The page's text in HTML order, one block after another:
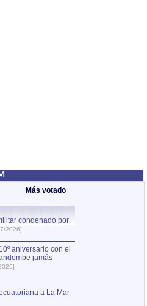
Más votado
condenado por
2026]
aniversario con el
jamás
a La Mar